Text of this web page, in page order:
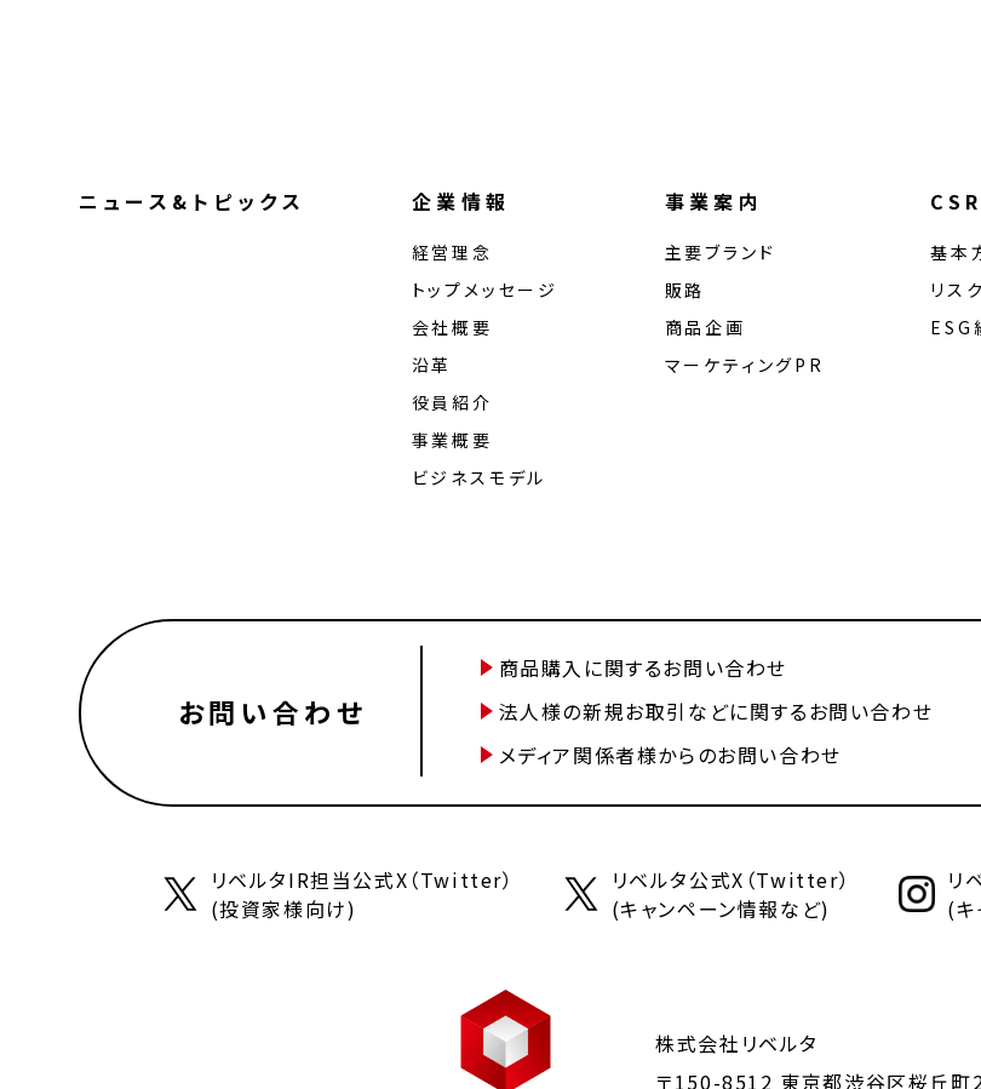
ニュース&トピックス 企業情報
経営理念
トップメッセージ
会社概要
沿革
役員紹介
事業概要
ビジネスモデル
事業案内
主要ブランド
販路
商品企画
マーケティングPR
CSR
基本
リス
ESG
お問い合わせ
商品購入に関するお問い合わせ
法人様の新規お取引などに関するお問い合わせ
メディア関係者様からのお問い合わせ
リベルタIR担当公式X（Twitter）
(投資家様向け)
リベルタ公式X（Twitter）
(キャンペーン情報など)
リ
(キ
株式会社リベルタ
〒150-8512 東京都渋谷区桜丘町